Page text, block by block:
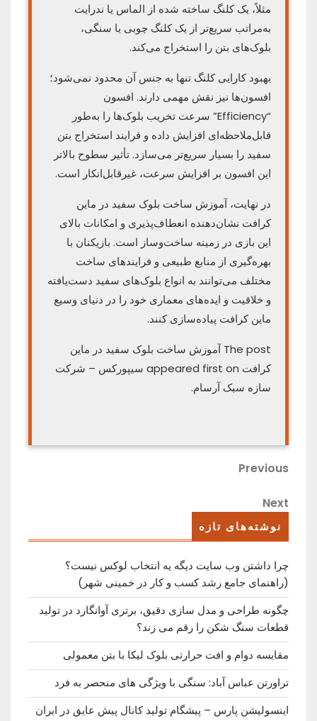
مثلاً، یک کلنگ ساخته شده از الماس یا ندرایت
به‌مراتب سریع‌تر از یک کلنگ چوبی یا سنگی،
بلوک‌های بتن را استخراج می‌کند.
بهبود کارایی کلنگ تنها به جنس آن محدود نمی‌شود؛
افسون‌ها نیز نقش مهمی دارند. افسون
“Efficiency” سرعت تخریب بلوک‌ها را به‌طور
قابل‌ملاحظه‌ای افزایش داده و فرایند استخراج بتن
سفید را بسیار سریع‌تر می‌سازد. تأثیر سطوح بالاتر
این افسون بر افزایش سرعت، غیرقابل‌انکار است.
در نهایت، آموزش ساخت بلوک سفید در ماین
کرافت نشان‌دهنده انعطاف‌پذیری و امکانات بالای
این بازی در زمینه ساخت‌وساز است. بازیکنان با
بهره‌گیری از منابع طبیعی و فرایندهای ساخت
مختلف می‌توانند به انواع بلوک‌های سفید دست‌یافته
و خلاقیت و ایده‌های معماری خود را در دنیای وسیع
ماین کرافت پیاده‌سازی کنند.
The post آموزش ساخت بلوک سفید در ماین
کرافت appeared first on سیپورکس – شرکت
سازه سبک آرسام.
راهبری
نوشته
Previous
Previous
Next
Next
نوشته‌های تازه
چرا داشتن وب سایت دیگه یه انتخاب لوکس نیست؟
(راهنمای جامع رشد کسب ‌و کار در خمینی ‌شهر)
چگونه طراحی و مدل سازی دقیق، برتری آوانگارد در تولید
قطعات سنگ شکن را رقم می زند؟
مقایسه دوام و افت حرارتی بلوک لیکا با بتن معمولی
تراورتن عباس آباد: سنگی با ویژگی های منحصر به فرد
اینسولیشن پارس – پیشگام تولید کانال پیش عایق در ایران